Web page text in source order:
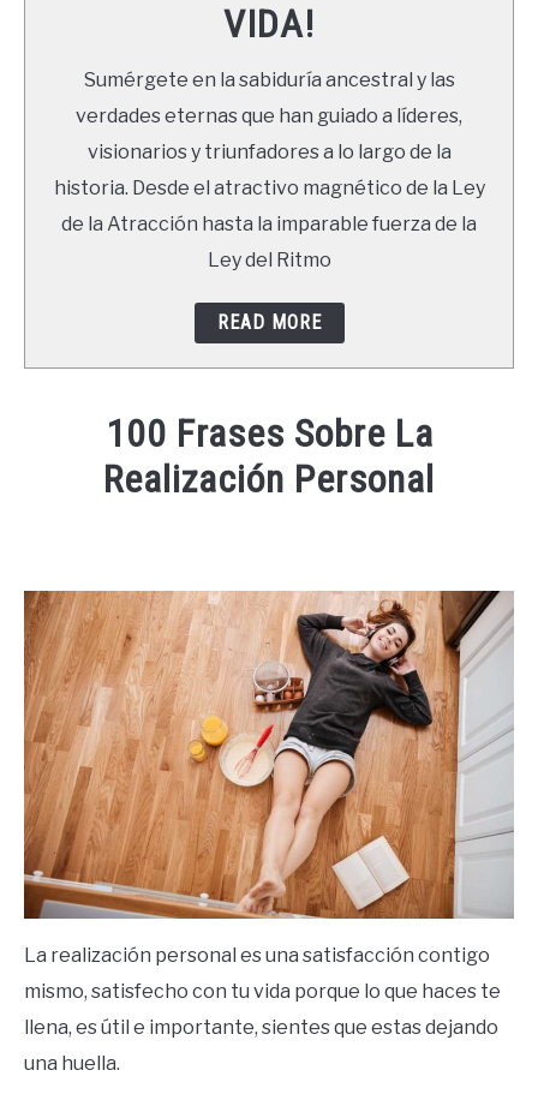
NEWSLETTER
VIDA!
Sumérgete en la sabiduría ancestral y las
verdades eternas que han guiado a líderes,
visionarios y triunfadores a lo largo de la
historia. Desde el atractivo magnético de la Ley
de la Atracción hasta la imparable fuerza de la
Ley del Ritmo
READ MORE
100 Frases Sobre La
Realización Personal
in
Frases
La realización personal es una satisfacción contigo
mismo, satisfecho con tu vida porque lo que haces te
llena, es útil e importante, sientes que estas dejando
una huella.